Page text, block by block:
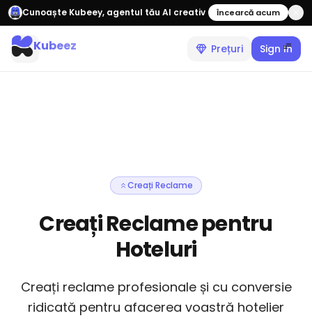
Cunoaște Kubeey, agentul tău AI creativ Încearcă acum
Prețuri Sign In
Kubeez
Creați Reclame
Creați Reclame pentru
Hoteluri
Creați reclame profesionale și cu conversie
ridicată pentru afacerea voastră hotelier